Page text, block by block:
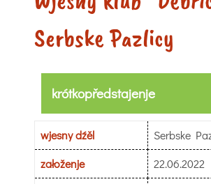
Serbske Pazlicy
krótkopředstajenje
wjesny dźěl
Serbske
załoženje
22.06.2022